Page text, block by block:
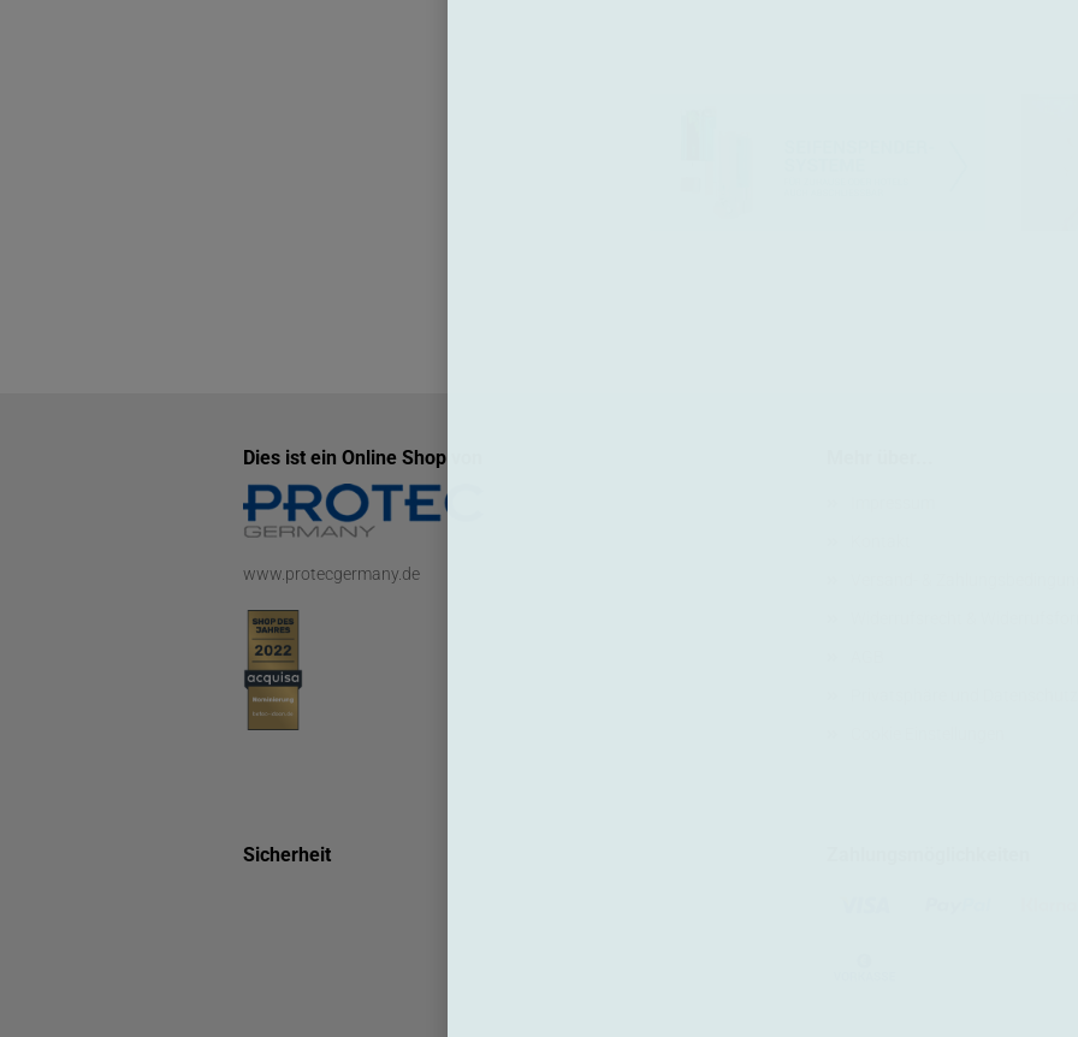
Dies ist ein Online Shop von
www.protecgermany.de
Sicherheit